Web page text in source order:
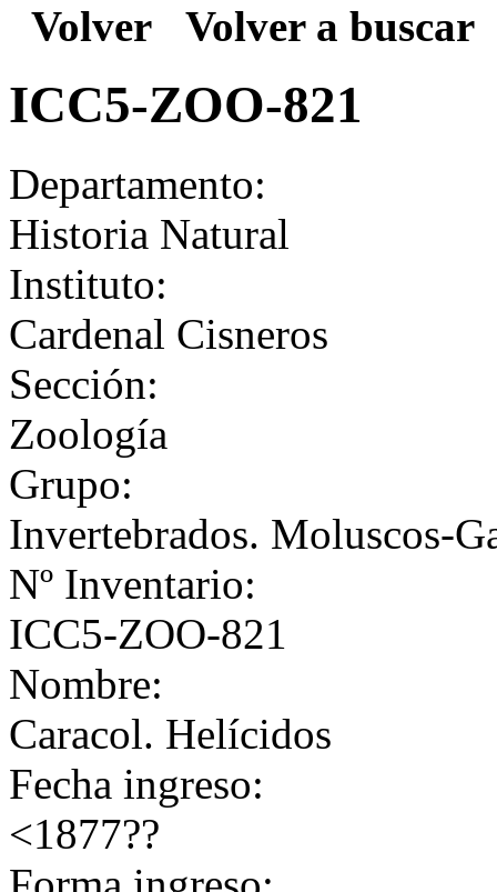
Volver Volver a buscar
ICC5-ZOO-821
Departamento:
Historia Natural
Instituto:
Cardenal Cisneros
Sección:
Zoología
Grupo:
Invertebrados. Moluscos-
Nº Inventario:
ICC5-ZOO-821
Nombre:
Caracol. Helícidos
Fecha ingreso:
<1877??